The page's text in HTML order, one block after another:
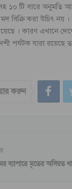
১০ টি বারে অনুমতি
বিক্রি করা উচিৎ নয়
। কারণ এখানে
পর্যটক যারা রয়েছে
করুন
ব্যাপারে মৃতের অসিয়ত